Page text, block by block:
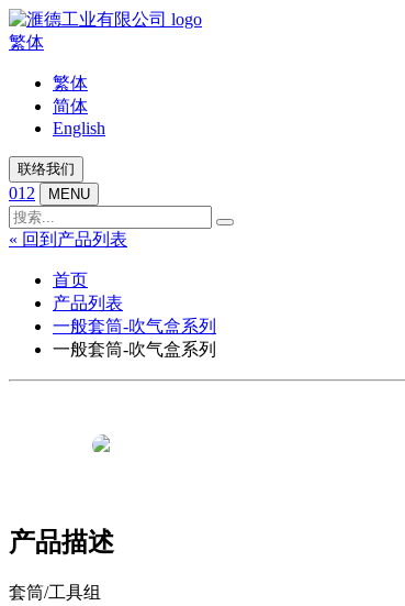
繁体
繁体
简体
English
联络我们
012 MENU
« 回到产品列表
首页
产品列表
一般套筒-吹气盒系列
一般套筒-吹气盒系列
产品描述
套筒/工具组